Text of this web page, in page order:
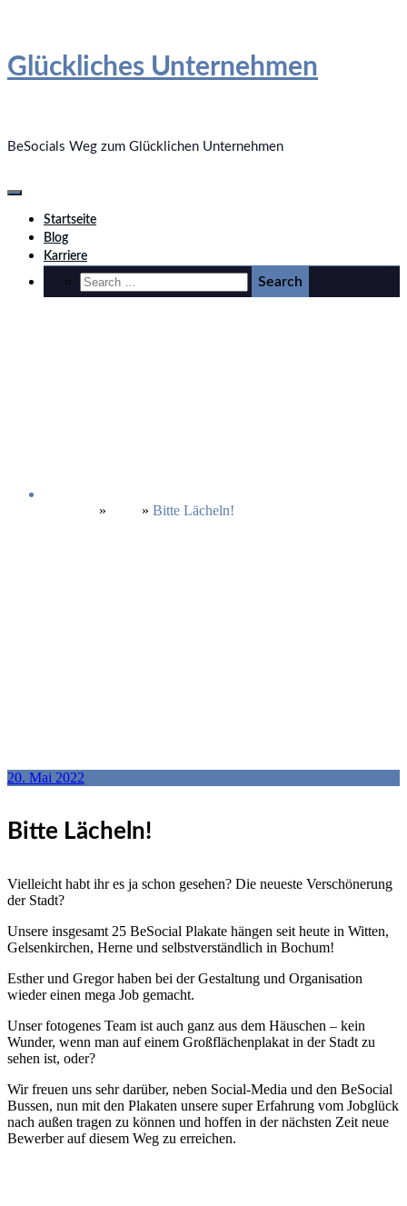
Inhalt
Glückliches Unternehmen
BeSocials Weg zum Glücklichen Unternehmen
Startseite
Blog
Karriere
» » Bitte Lächeln!
20. Mai 2022
Bitte Lächeln!
Vielleicht habt ihr es ja schon gesehen? Die neueste Verschönerung
der Stadt?
Unsere insgesamt 25 BeSocial Plakate hängen seit heute in Witten,
Gelsenkirchen, Herne und selbstverständlich in Bochum!
Esther und Gregor haben bei der Gestaltung und Organisation
wieder einen mega Job gemacht.
Unser fotogenes Team ist auch ganz aus dem Häuschen – kein
Wunder, wenn man auf einem Großflächenplakat in der Stadt zu
sehen ist, oder?
Wir freuen uns sehr darüber, neben Social-Media und den BeSocial
Bussen, nun mit den Plakaten unsere super Erfahrung vom Jobglück
nach außen tragen zu können und hoffen in der nächsten Zeit neue
Bewerber auf diesem Weg zu erreichen.